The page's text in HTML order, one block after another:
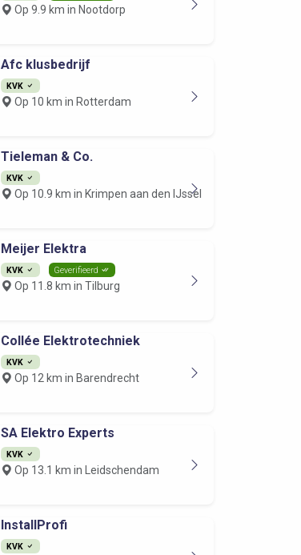
Op 9.9 km in Nootdorp
Afc klusbedrijf
KVK
Op 10 km in Rotterdam
Tieleman & Co.
KVK
Op 10.9 km in Krimpen aan den IJssel
Meijer Elektra
KVK Geverifieerd
Op 11.8 km in Tilburg
Collée Elektrotechniek
KVK
Op 12 km in Barendrecht
SA Elektro Experts
KVK
Op 13.1 km in Leidschendam
InstallProfi
KVK